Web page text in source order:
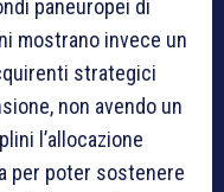
paneuropei di
mostrano invece un
strategici
non avendo un
l’allocazione
per poter sostenere